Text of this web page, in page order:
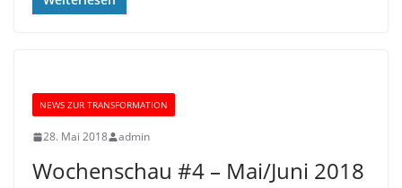
NEWS ZUR TRANSFORMATION
28. Mai 2018 admin
Wochenschau #4 – Mai/Juni 2018